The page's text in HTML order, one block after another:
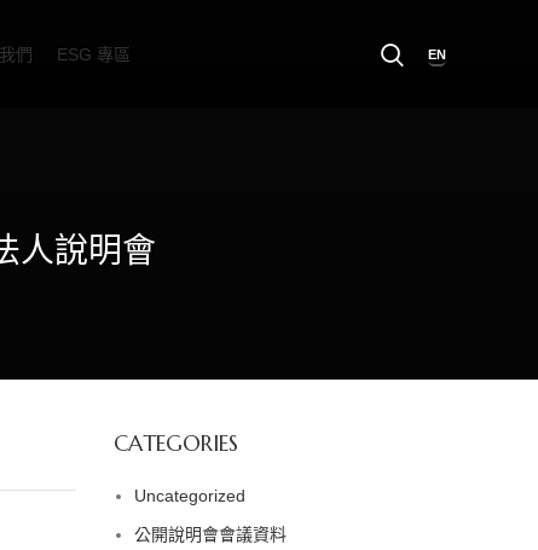
們 ESG 專區 EN
人說明會
CATEGORIES
Uncategorized
公開說明會會議資料